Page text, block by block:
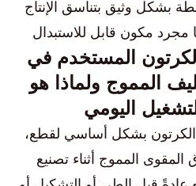
بشكل وثيق بتناسق الإنتاج
المستخدم في
المموج ولماذا هو
اليومي
الكرتون بشكل أساسي لقطع،
المموج أثناء تصنيع